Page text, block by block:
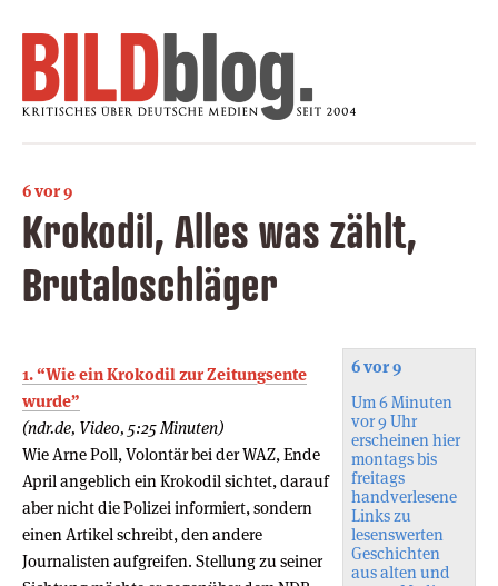
6 vor 9
Krokodil, Alles was zählt,
Brutaloschläger
6 vor 9
Um 6 Minuten
vor 9 Uhr
erscheinen hier
montags bis
freitags
handverlesene
Links zu
lesenswerten
Geschichten
aus alten und
1. “Wie ein Krokodil zur Zeitungsente
wurde”
(ndr.de, Video, 5:25 Minuten)
Wie Arne Poll, Volontär bei der WAZ, Ende
April angeblich ein Krokodil sichtet, darauf
aber nicht die Polizei informiert, sondern
einen Artikel schreibt, den andere
Journalisten aufgreifen. Stellung zu seiner